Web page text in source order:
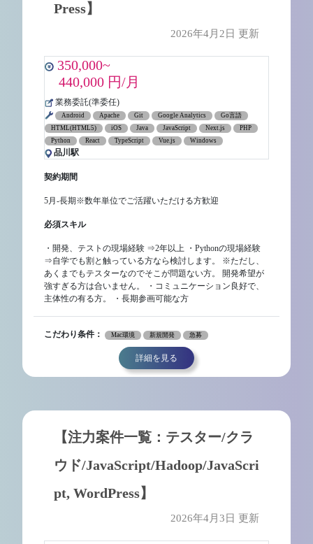
Press】
2026年4月2日 更新
350,000~
440,000 円/月
業務委託(準委任)
Android Apache Git Google Analytics
Go言語
HTML(HTML5)
iOS Java JavaScript Next.js
PHP
Python
React TypeScript Vue.js Windows
品川駅
契約期間
5月-長期※数年単位でご活躍いただける方歓迎
必須スキル
・開発、テストの現場経験 ⇒2年以上 ・Pythonの現場経験
⇒自学でも割と触っている方なら検討します。 ※ただし、
あくまでもテスターなのでそこが問題ない方。 開発希望が
強すぎる方は合いません。 ・コミュニケーション良好で、
主体性の有る方。 ・長期参画可能な方
こだわり条件： Mac環境 新規開発 急募
詳細を見る
【注力案件一覧：テスター/クラ
ウド/JavaScript/Hadoop/JavaScri
pt, WordPress】
2026年4月3日 更新